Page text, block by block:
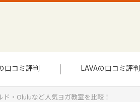
口コミ評判 LAVAの口コミ評判
・Oluluなど人気ヨガ教室を比較！